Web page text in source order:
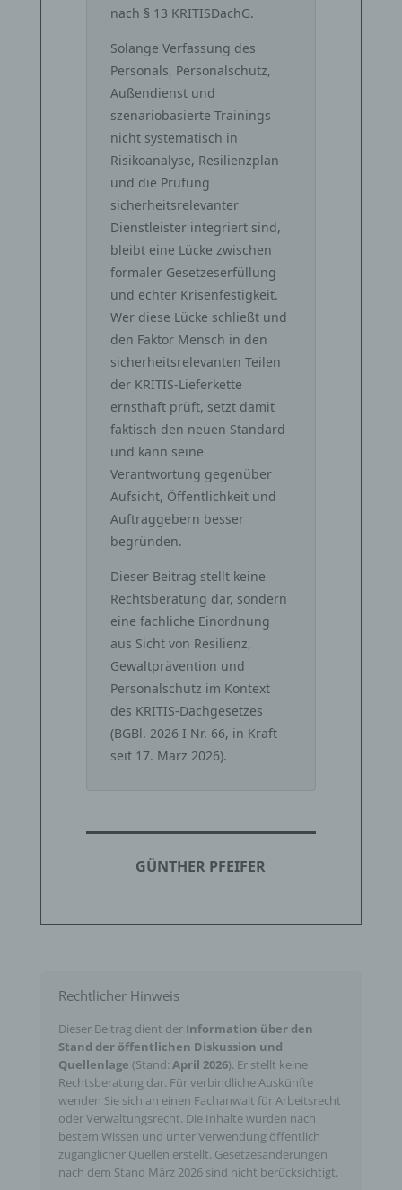
nach § 13 KRITISDachG.
Solange Verfassung des
Personals, Personalschutz,
Außendienst und
szenariobasierte Trainings
nicht systematisch in
Risikoanalyse, Resilienzplan
und die Prüfung
sicherheitsrelevanter
Dienstleister integriert sind,
bleibt eine Lücke zwischen
formaler Gesetzeserfüllung
und echter Krisenfestigkeit.
Wer diese Lücke schließt und
den Faktor Mensch in den
sicherheitsrelevanten Teilen
der KRITIS‑Lieferkette
ernsthaft prüft, setzt damit
faktisch den neuen Standard
und kann seine
Verantwortung gegenüber
Aufsicht, Öffentlichkeit und
Auftraggebern besser
begründen.
Dieser Beitrag stellt keine
Rechtsberatung dar, sondern
eine fachliche Einordnung
aus Sicht von Resilienz,
Gewaltprävention und
Personalschutz im Kontext
des KRITIS‑Dachgesetzes
(BGBl. 2026 I Nr. 66, in Kraft
seit 17. März 2026).
GÜNTHER PFEIFER
Rechtlicher Hinweis
Dieser Beitrag dient der Information über den
Stand der öffentlichen Diskussion und
Quellenlage (Stand: April 2026). Er stellt keine
Rechtsberatung dar. Für verbindliche Auskünfte
wenden Sie sich an einen Fachanwalt für Arbeitsrecht
oder Verwaltungsrecht. Die Inhalte wurden nach
bestem Wissen und unter Verwendung öffentlich
zugänglicher Quellen erstellt. Gesetzesänderungen
nach dem Stand März 2026 sind nicht berücksichtigt.